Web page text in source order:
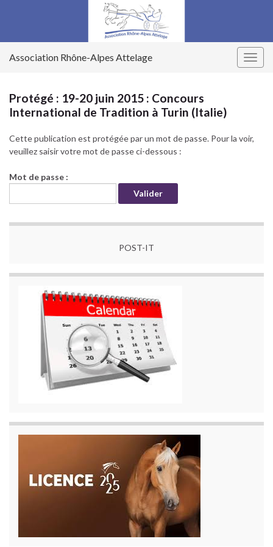
Association Rhône-Alpes Attelage
Protégé : 19-20 juin 2015 : Concours
International de Tradition à Turin (Italie)
Cette publication est protégée par un mot de passe. Pour la voir,
veuillez saisir votre mot de passe ci-dessous :
Mot de passe :
POST-IT